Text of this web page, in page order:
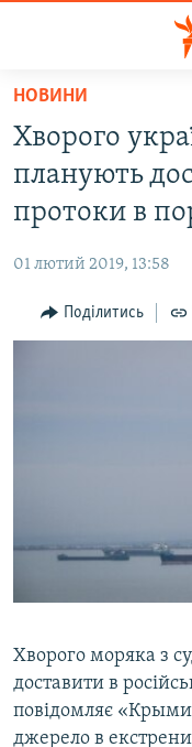
Перейти
основного
матеріалу
до
основної
Перейти
до
ВОДА.КРИМ
ВІДЕО ТА ФОТО
БЛОГИ
ПОГЛЯД
СВІДЧЕННЯ ОКУПАЦІЇ
Усі сайти RFE/RL
НОВИНИ
Хворого
планують
протоки в
01 лютий 2019, 13:58
Поділитись
Хворого моряка з
доставити в
повідомляє
джерело в